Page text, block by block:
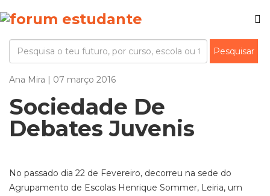
Ana Mira | 07 março 2016
Sociedade De
Debates Juvenis
No passado dia 22 de Fevereiro, decorreu na sede do
Agrupamento de Escolas Henrique Sommer, Leiria, um